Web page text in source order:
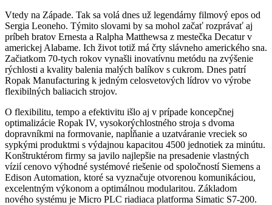
Vtedy na Západe. Tak sa volá dnes už legendárny filmový epos od
Sergia Leoneho. Týmito slovami by sa mohol začať rozprávať aj
príbeh bratov Ernesta a Ralpha Matthewsa z mestečka Decatur v
americkej Alabame. Ich život totiž má črty slávneho amerického sna.
Začiatkom 70-tych rokov vynašli inovatívnu metódu na zvýšenie
rýchlosti a kvality balenia malých balíkov s cukrom. Dnes patrí
Ropak Manufacturing k jedným celosvetových lídrov vo výrobe
flexibilných baliacich strojov.
O flexibilitu, tempo a efektivitu išlo aj v prípade koncepčnej
optimalizácie Ropak IV, vysokorýchlostného stroja s dvoma
dopravníkmi na formovanie, napĺňanie a uzatváranie vreciek so
sypkými produktmi s výdajnou kapacitou 4500 jednotiek za minútu.
Konštruktérom firmy sa javilo najlepšie na presadenie vlastných
vízií cenovo výhodné systémové riešenie od spoločností Siemens a
Edison Automation, ktoré sa vyznačuje otvorenou komunikáciou,
excelentným výkonom a optimálnou modularitou. Základom
nového systému je Micro PLC riadiaca platforma Simatic S7-200.